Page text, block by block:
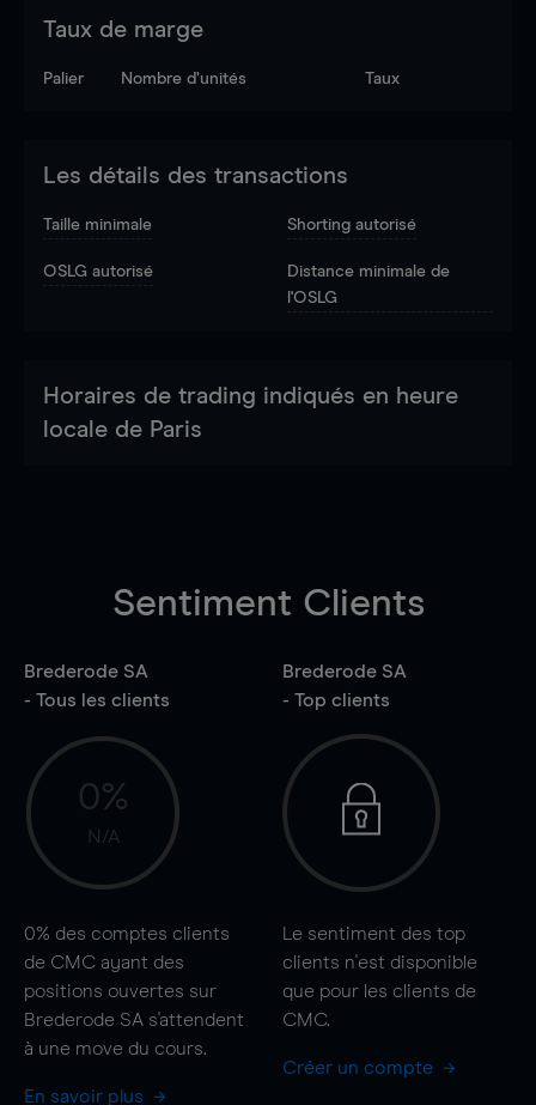
Taux de marge
Palier Nombre d’unités Taux
Les détails des transactions
Taille minimale Shorting autorisé
OSLG autorisé
Distance minimale de
l'OSLG
Horaires de trading indiqués en heure
locale de Paris
Sentiment Clients
Brederode SA
- Tous les clients
0%
N/A
0% des comptes clients
de CMC ayant des
positions ouvertes sur
Brederode SA s'attendent
à une move du cours.
En savoir plus
Brederode SA
- Top clients
Le sentiment des top
clients n'est disponible
que pour les clients de
CMC.
Créer un compte